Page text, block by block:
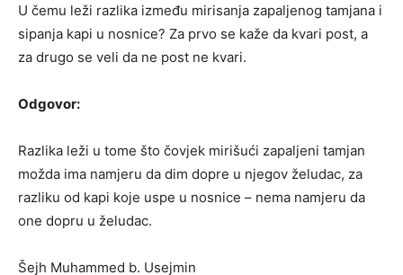
U čemu leži razlika između mirisanja zapaljenog tamjana i
sipanja kapi u nosnice? Za prvo se kaže da kvari post, a
za drugo se veli da ne post ne kvari.
Odgovor:
Razlika leži u tome što čovjek mirišući zapaljeni tamjan
možda ima namjeru da dim dopre u njegov želudac, za
razliku od kapi koje uspe u nosnice – nema namjeru da
one dopru u želudac.
Šejh Muhammed b. Usejmin